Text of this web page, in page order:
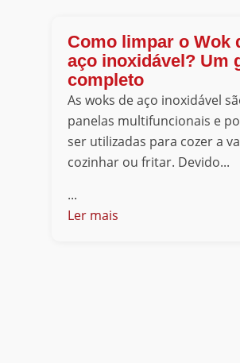
Como limpar o Wok
aço inoxidável? Um
completo
As woks de aço inoxidável
panelas multifuncionais e
ser utilizadas para cozer a
cozinhar ou fritar. Devido...
...
Ler mais